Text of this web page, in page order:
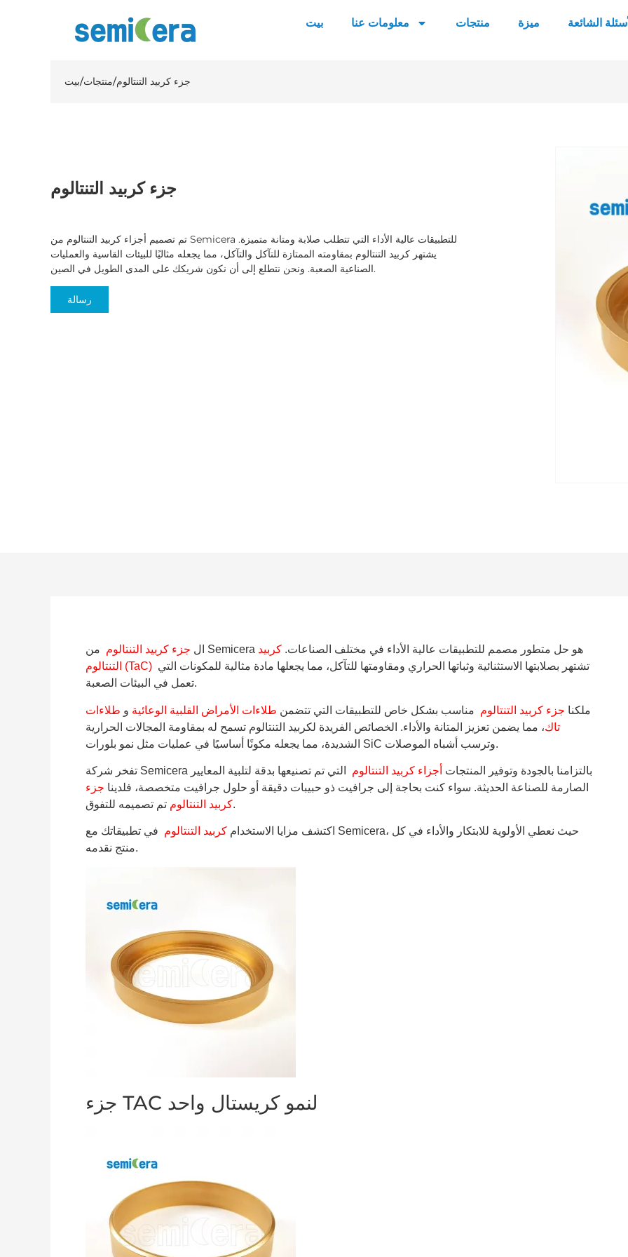
بيت معلومات عنا منتجات ميزة الشائعة
بيت/منتجات/جزء كربيد التنتالوم
جزء كربيد التنتالوم
تم تصميم أجزاء كربيد التنتالوم من Semicera للتطبيقات عالية الأداء التي تتطلب صلابة ومتانة متميزة.
يشتهر كربيد التنتالوم بمقاومته الممتازة للتآكل والتآكل، مما يجعله مثاليًا للبيئات القاسية والعمليات
الصناعية الصعبة. ونحن نتطلع إلى أن نكون شريكك على المدى الطويل في الصين.
رسالة
ال جزء كربيد التنتالوم من Semicera هو حل متطور مصمم للتطبيقات عالية الأداء في مختلف الصناعات. كربيد
التنتالوم (TaC)
تعمل في البيئات الصعبة.
ملكنا جزء كربيد التنتالوم مناسب بشكل خاص للتطبيقات التي تتضمن طلاءات الأمراض القلبية الوعائية و طلاءات
تاك، مما يضمن تعزيز المتانة والأداء. الخصائص الفريدة لكربيد التنتالوم تسمح له بمقاومة المجالات الحرارية
الشديدة، مما يجعله مكونًا أساسيًا في عمليات مثل نمو بلورات SiC وترسب أشباه الموصلات.
تفخر شركة Semicera بالتزامنا بالجودة وتوفير المنتجات أجزاء كربيد التنتالوم
التي تم تصنيعها بدقة لتلبية المعايير
الصارمة للصناعة الحديثة. سواء كنت بحاجة إلى جرافيت ذو حبيبات دقيقة أو حلول جرافيت متخصصة، فلدينا جزء
كربيد التنتالومتم تصميمه للتفوق.
اكتشف مزايا الاستخدام كربيد التنتالوم في تطبيقاتك مع Semicera، حيث نعطي الأولوية للابتكار والأداء في كل
منتج نقدمه.
جزء TAC لنمو كريستال واحد